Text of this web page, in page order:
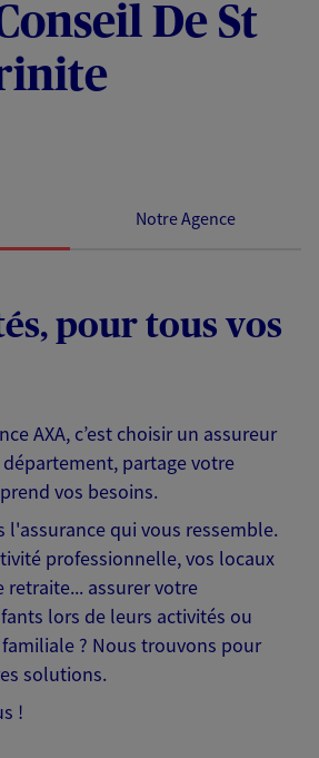
De St
Notre Agence
pour tous vos
AXA, c’est choisir un assureur
partage votre
vos besoins.
l'assurance qui vous ressemble.
professionnelle, vos locaux
retraite... assurer votre
lors de leurs activités ou
? Nous trouvons pour
solutions.
!